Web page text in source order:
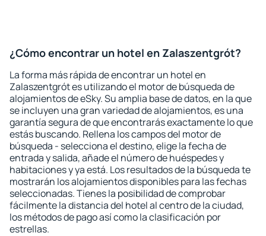
¿Cómo encontrar un hotel en Zalaszentgrót?
La forma más rápida de encontrar un hotel en
Zalaszentgrót es utilizando el motor de búsqueda de
alojamientos de eSky. Su amplia base de datos, en la que
se incluyen una gran variedad de alojamientos, es una
garantía segura de que encontrarás exactamente lo que
estás buscando. Rellena los campos del motor de
búsqueda - selecciona el destino, elige la fecha de
entrada y salida, añade el número de huéspedes y
habitaciones y ya está. Los resultados de la búsqueda te
mostrarán los alojamientos disponibles para las fechas
seleccionadas. Tienes la posibilidad de comprobar
fácilmente la distancia del hotel al centro de la ciudad,
los métodos de pago así como la clasificación por
estrellas.